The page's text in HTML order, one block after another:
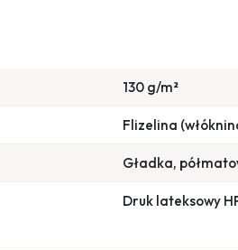
130 g/m²
Flizelina
Gładka,
Druk lateksowy